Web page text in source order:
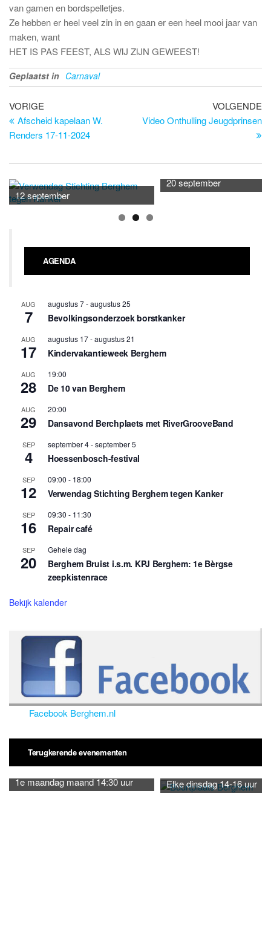
van gamen en bordspelletjes.
Ze hebben er heel veel zin in en gaan er een heel mooi jaar van
maken, want
HET IS PAS FEEST, ALS WIJ ZIJN GEWEEST!
Geplaatst in Carnaval
Bericht
navigatie
Vorig
bericht
VORIGE
Afscheid kapelaan W.
Renders 17-11-2024
VOLGENDE
Video Onthulling Jeugdprinsen
12 september
20 september
AGENDA
AUG
7
augustus 7-augustus 25
Bevolkingsonderzoek borstkanker
AUG
17
augustus 17-augustus 21
Kindervakantieweek Berghem
AUG
28
19:00
De 10 van Berghem
AUG
29
20:00
Dansavond Berchplaets met RiverGrooveBand
SEP
4
september 4-september 5
Hoessenbosch-festival
SEP
12
09:00 - 18:00
Verwendag Stichting Berghem tegen Kanker
SEP
16
09:30 - 11:30
Repair café
SEP
20
Gehele dag
Berghem Bruist i.s.m. KPJ Berghem: 1e Bèrgse
zeepkistenrace
Bekijk kalender
Facebook Berghem.nl
Terugkerende evenementen
1e maandag maand 14:30 uur Elke dinsdag 14-16 uur